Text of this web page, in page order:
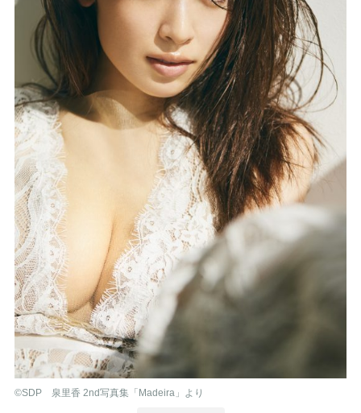
©︎SDP 泉里香 2nd写真集「Madeira」より